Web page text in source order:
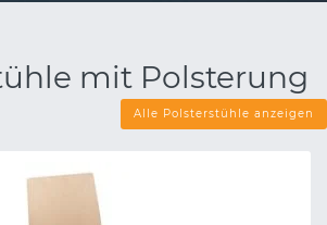
mit Polsterung
Alle Polsterstühle anzeigen